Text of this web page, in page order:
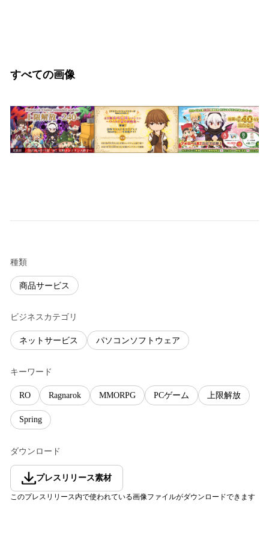
すべての画像
種類
商品サービス
ビジネスカテゴリ
ネットサービス パソコンソフトウェア
キーワード
RO Ragnarok MMORPG PCゲーム 上限解放
Spring
ダウンロード
プレスリリース素材
このプレスリリース内で使われている画像ファイルがダウンロードできます